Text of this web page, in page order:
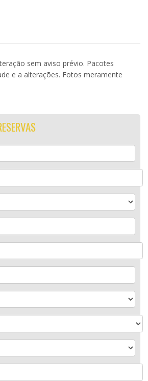
sem aviso prévio. Pacotes
e a alterações. Fotos meramente